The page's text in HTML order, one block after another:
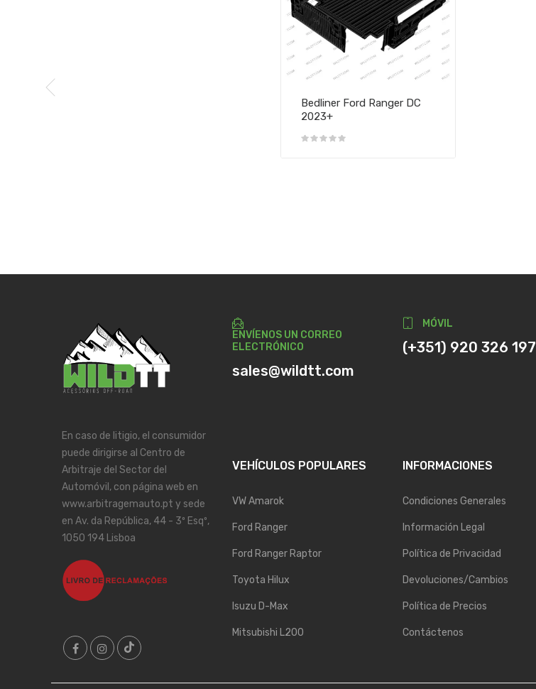
Bedliner Ford Ranger DC
2023+
ENVÍENOS UN CORREO
ELECTRÓNICO
sales@wildtt.com
MÓVIL
(+351) 920 326 197
En caso de litigio, el consumidor
puede dirigirse al Centro de
Arbitraje del Sector del
Automóvil, con página web en
www.arbitragemauto.pt y sede
en Av. da República, 44 - 3º Esqº,
1050 194 Lisboa
VEHÍCULOS POPULARES
VW Amarok
Ford Ranger
Ford Ranger Raptor
Toyota Hilux
Isuzu D-Max
Mitsubishi L200
INFORMACIONES
Condiciones Generales
Información Legal
Política de Privacidad
Devoluciones/Cambios
Política de Precios
Contáctenos